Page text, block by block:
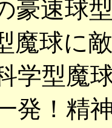
豪速球
魔球に
学型魔
発！精